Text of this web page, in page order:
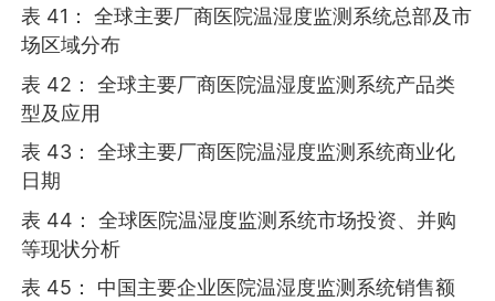
表 41： 全球主要厂商医院温湿度监测系统总部及市
场区域分布
表 42： 全球主要厂商医院温湿度监测系统产品类
型及应用
表 43： 全球主要厂商医院温湿度监测系统商业化
日期
表 44： 全球医院温湿度监测系统市场投资、并购
等现状分析
表 45： 中国主要企业医院温湿度监测系统销售额